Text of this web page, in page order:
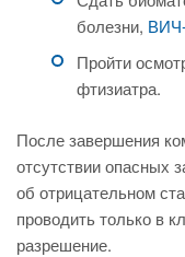
болезни,
Пройти
фтизиатра.
После завершения
отсутствии опасных
об отрицательном
проводить только в
разрешение.